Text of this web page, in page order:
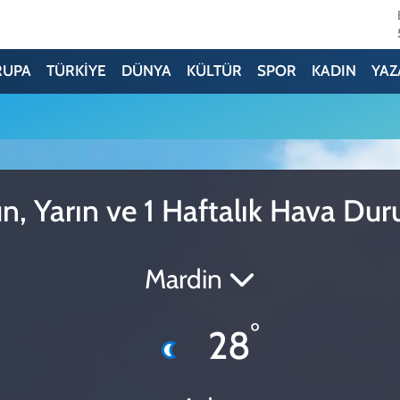
TÜRKİYE DÜNYA KÜLTÜR SPOR KADIN
Yarın ve 1 Haftalık Hava
Mardin
28°